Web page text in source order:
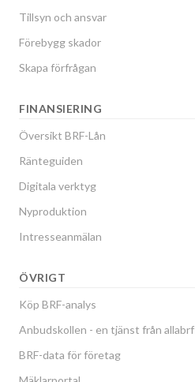
Tillsyn och ansvar
Förebygg skador
Skapa förfrågan
FINANSIERING
Översikt BRF-Lån
Ränteguiden
Digitala verktyg
Nyproduktion
Intresseanmälan
ÖVRIGT
Köp BRF-analys
Anbudskollen - en tjänst från allabrf
BRF-data för företag